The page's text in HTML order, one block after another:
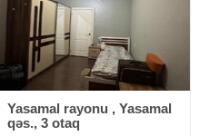
Yasamal rayonu , Yasamal
qəs., 3 otaq